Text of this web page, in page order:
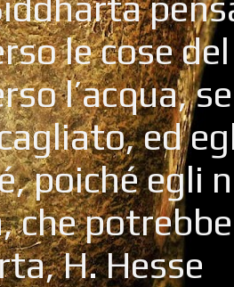
le cose
l’acqua,
ed
poiché egli
che
H. Hesse